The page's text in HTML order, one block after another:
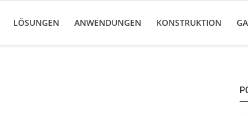
LÖSUNGEN ANWENDUNGEN KONSTRUKTION